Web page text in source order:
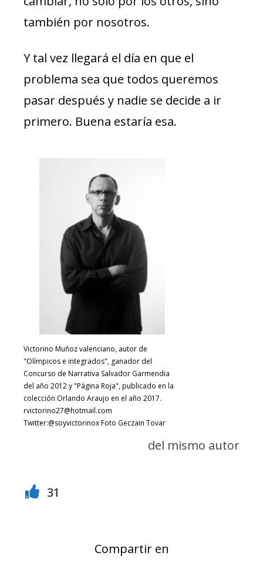
también por nosotros.
Y tal vez llegará el día en que el
problema sea que todos queremos
pasar después y nadie se decide a ir
primero. Buena estaría esa.
Victorino Muñoz valenciano, autor de
"Olímpicos e integrados", ganador del
Concurso de Narrativa Salvador Garmendia
del año 2012 y "Página Roja", publicado en la
colección Orlando Araujo en el año 2017.
rvictorino27@hotmail.com
Twitter:@soyvictorinox Foto Geczain Tovar
del mismo autor
31
Compartir en